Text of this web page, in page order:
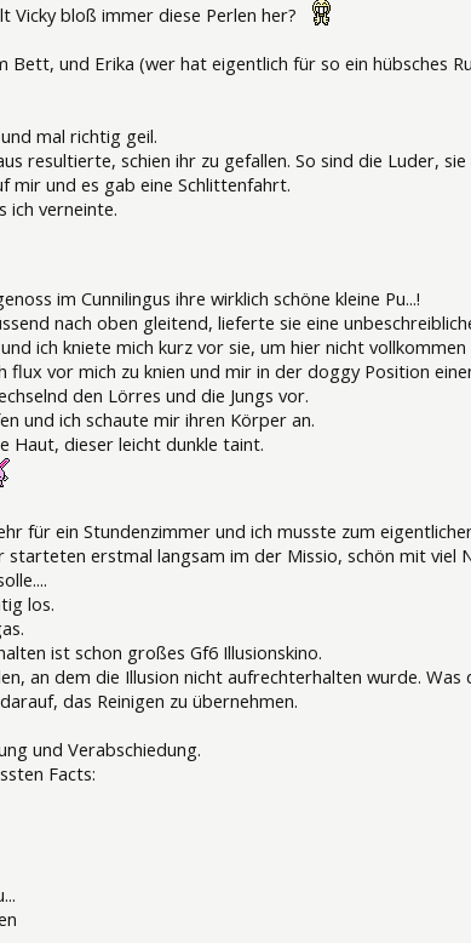
Vicky bloß immer diese Perlen her?
und Erika (wer hat eigentlich für so ein hübsches
mal richtig geil.
resultierte, schien ihr zu gefallen. So sind die Luder,
mir und es gab eine Schlittenfahrt.
ich verneinte.
im Cunnilingus ihre wirklich schöne kleine Pu...!
nach oben gleitend, lieferte sie eine
ich kniete mich kurz vor sie, um hier nicht
flux vor mich zu knien und mir in der doggy Position
den Lörres und die Jungs vor.
und ich schaute mir ihren Körper an.
Haut, dieser leicht dunkle taint.
für ein Stundenzimmer und ich musste zum
starteten erstmal langsam im der Missio, schön mit viel
los.
ist schon großes Gf6 Illusionskino.
an dem die Illusion nicht aufrechterhalten wurde.
das Reinigen zu übernehmen.
und Verabschiedung.
Facts: